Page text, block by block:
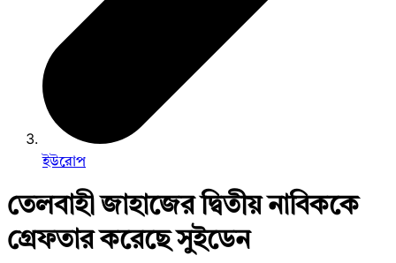
ইউরোপ
তেলবাহী জাহাজের দ্বিতীয় নাবিককে
গ্রেফতার করেছে সুইডেন